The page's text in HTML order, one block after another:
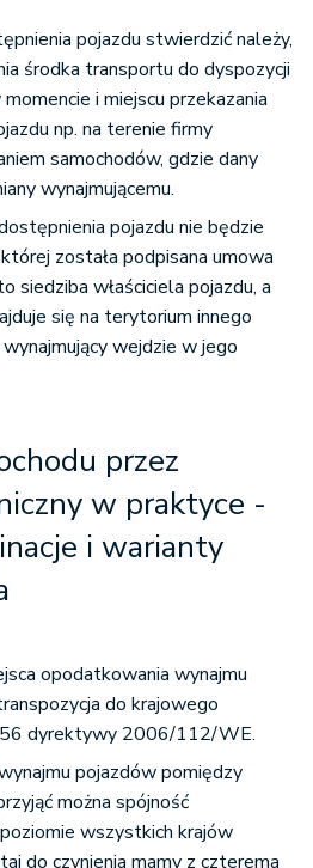
pojazdu stwierdzić należy,
środka transportu do dyspozycji
i miejscu przekazania
np. na terenie firmy
samochodów, gdzie dany
wynajmującemu.
pojazdu nie będzie
została podpisana umowa
siedziba właściciela pojazdu, a
się na terytorium innego
wejdzie w jego
przez
w praktyce -
i warianty
opodatkowania wynajmu
do krajowego
dyrektywy 2006/112/WE.
pojazdów pomiędzy
można spójność
wszystkich krajów
do czynienia mamy z czterema